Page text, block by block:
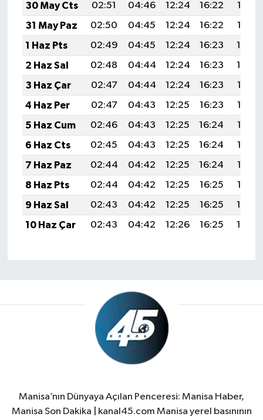
30 May Cts
02:51 04:46 12:24 16:22
19:52
31 May Paz
02:50 04:45 12:24 16:22
19:53
1 Haz Pts
02:49 04:45 12:24 16:23
19:54
2 Haz Sal
02:48 04:44 12:24 16:23
19:54
3 Haz Çar
02:47 04:44 12:24 16:23
19:55
4 Haz Per
02:47 04:43 12:25 16:23
19:56
5 Haz Cum
02:46 04:43 12:25 16:24
19:56
6 Haz Cts
02:45 04:43 12:25 16:24
19:57
7 Haz Paz
02:44 04:42 12:25 16:24
19:58
8 Haz Pts
02:44 04:42 12:25 16:25
19:58
9 Haz Sal
02:43 04:42 12:25 16:25
19:59
10 Haz Çar
02:43 04:42 12:26 16:25 19:59
Manisa’nın Dünyaya Açılan Penceresi: Manisa Haber,
Manisa Son Dakika | kanal45.com Manisa yerel basınının